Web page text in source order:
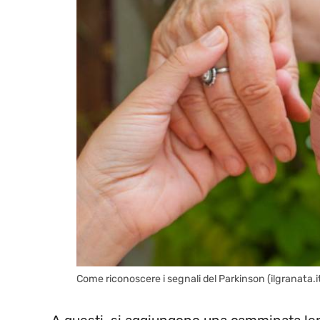
Come riconoscere i segnali del Parkinson